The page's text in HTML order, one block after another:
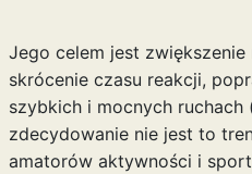
Jego celem jest zwiększenie
skrócenie czasu reakcji,
szybkich i mocnych ruchach
zdecydowanie nie jest to
amatorów aktywności i